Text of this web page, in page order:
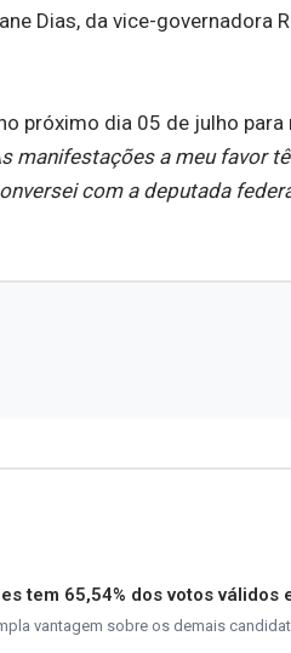
Dias, da vice-governadora
próximo dia 05 de julho
manifestações a meu favor
com a deputada
tem 65,54% dos votos válidos
vantagem sobre os demais